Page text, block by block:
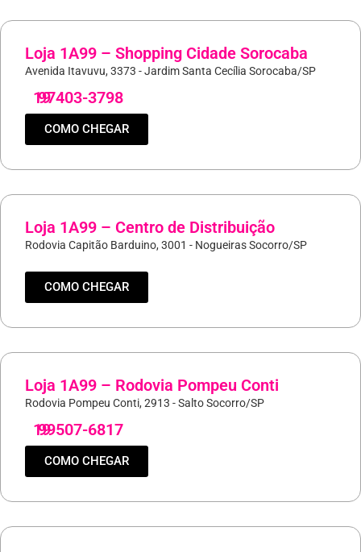
Loja 1A99 – Shopping Cidade Sorocaba
Avenida Itavuvu, 3373 - Jardim Santa Cecília Sorocaba/SP
19
97403-3798
COMO CHEGAR
Loja 1A99 – Centro de Distribuição
Rodovia Capitão Barduino, 3001 - Nogueiras Socorro/SP
COMO CHEGAR
Loja 1A99 – Rodovia Pompeu Conti
Rodovia Pompeu Conti, 2913 - Salto Socorro/SP
19
99507-6817
COMO CHEGAR